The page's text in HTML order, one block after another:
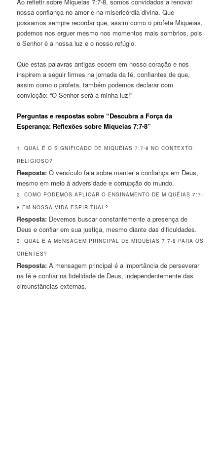
nossa confiança no amor e na misericórdia divina. Que
possamos sempre recordar que, assim como o profeta Miqueias,
podemos nos erguer mesmo nos momentos mais sombrios, pois
o Senhor é a nossa luz e o nosso refúgio.
Que estas palavras antigas ecoem em nosso coração e nos
inspirem a seguir firmes na jornada da fé, confiantes de que,
assim como o profeta, também podemos declarar com
convicção: “O Senhor será a minha luz!”
Perguntas e respostas sobre “Descubra a Força da
Esperança: Reflexões sobre Miqueias 7:7-8”
1. QUAL É O SIGNIFICADO DE MIQUÉIAS 7:7-8 NO CONTEXTO
RELIGIOSO?
Resposta: O versículo fala sobre manter a confiança em Deus,
mesmo em meio à adversidade e corrupção do mundo.
2. COMO PODEMOS APLICAR O ENSINAMENTO DE MIQUÉIAS 7:7-
8 EM NOSSA VIDA ESPIRITUAL?
Resposta: Devemos buscar constantemente a presença de
Deus e confiar em sua justiça, mesmo diante das dificuldades.
3. QUAL É A MENSAGEM PRINCIPAL DE MIQUÉIAS 7:7-8 PARA OS
CRENTES?
Resposta: A mensagem principal é a importância de perseverar
na fé e confiar na fidelidade de Deus, independentemente das
circunstâncias externas.